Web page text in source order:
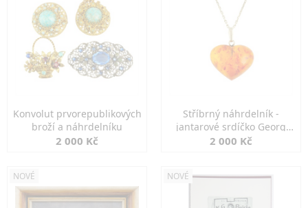
Konvolut prvorepublikových
broží a náhrdelníku
2 000 Kč
Stříbrný náhrdelník -
jantarové srdíčko Georg
Kramer
2 000 Kč
NOVÉ NOVÉ